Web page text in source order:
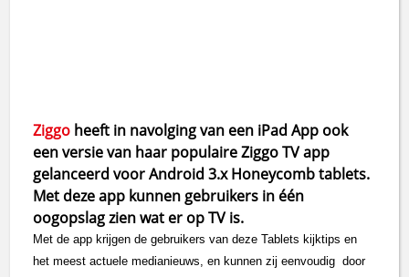
Ziggo heeft in navolging van een iPad App ook
een versie van haar populaire Ziggo TV app
gelanceerd voor Android 3.x Honeycomb tablets.
Met deze app kunnen gebruikers in één
oogopslag zien wat er op TV is.
Met de app krijgen de gebruikers van deze Tablets kijktips en
het meest actuele medianieuws, en kunnen zij eenvoudig door